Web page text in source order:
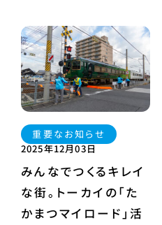
みんなでつくるキレイ
な街。トーカイの「た
かまつマイロード」活
重要なお知らせ
2025年12月03日